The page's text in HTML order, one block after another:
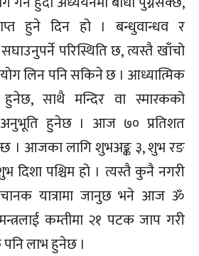
हुने दिन हो । बन्धुवान्धव र
परिस्थिति छ, त्यस्तै खाँचो
लिन पनि सकिने छ । आध्यात्मिक
साथै मन्दिर वा स्मारकको
अनुभूति हुनेछ । आज ७० प्रतिशत
। आजका लागि शुभअङ्क ३, शुभ रङ
दिशा पश्चिम हो । त्यस्तै कुनै नगरी
यात्रामा जानुछ भने आज ॐ
कम्तीमा २१ पटक जाप गरी
पनि लाभ हुनेछ ।